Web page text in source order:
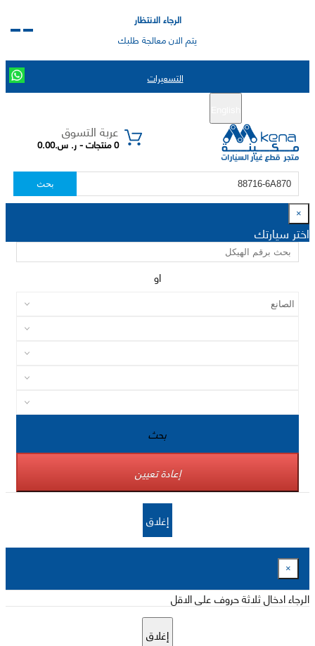
الرجاء الانتظار
يتم الان معالجة طلبك
التسعيرات
عربة التسوق
0 منتجات - ر. س.0.00
بحث
×
اختر سيارتك
او
بحث
إعادة تعيين
إغلاق
×
الرجاء ادخال ثلاثة حروف على الاقل
إغلاق